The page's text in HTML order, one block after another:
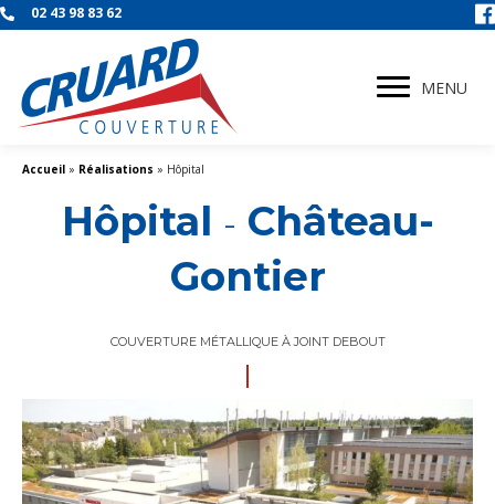
02 43 98 83 62
MENU
Accueil » Réalisations » Hôpital
Hôpital - Château-
Gontier
COUVERTURE MÉTALLIQUE À JOINT DEBOUT